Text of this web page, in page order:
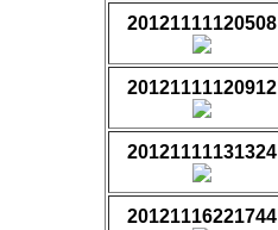
20121111120508
20121111120912
20121111131324
20121116221744